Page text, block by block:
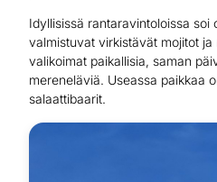
Idyllisissä rantaravintoloissa soi
valmistuvat virkistävät mojitot
valikoimat paikallisia, saman
mereneläviä. Useassa paikkaa
salaattibaarit.